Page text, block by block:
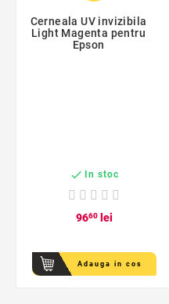
Cerneala UV invizibila
Light Magenta pentru
Epson
 In stoc
9660lei
Adauga in cos